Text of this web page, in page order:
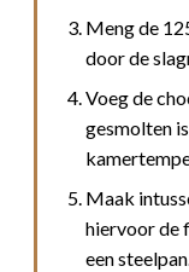
Meng de
door de
Voeg de
gesmolten
Maak
hiervoor de
een